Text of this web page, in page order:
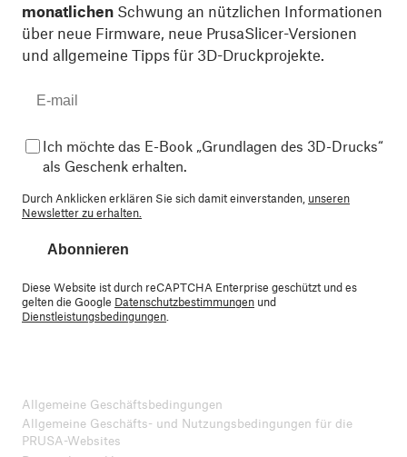
monatlichen Schwung an nützlichen Informationen
über neue Firmware, neue PrusaSlicer-Versionen
und allgemeine Tipps für 3D-Druckprojekte.
Ich möchte das E-Book „Grundlagen des 3D-Drucks“
als Geschenk erhalten.
Durch Anklicken erklären Sie sich damit einverstanden, unseren
Newsletter zu erhalten.
Abonnieren
Diese Website ist durch reCAPTCHA Enterprise geschützt und es
gelten die Google Datenschutzbestimmungen und
Dienstleistungsbedingungen
Allgemeine Geschäftsbedingungen
Allgemeine Geschäfts- und Nutzungsbedingungen für die
PRUSA-Websites